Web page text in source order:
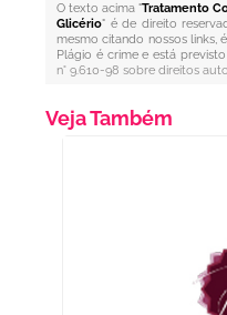
O texto acima "Tratamento
Glicério" é de direito
mesmo citando nossos links,
Plágio é crime e está
n° 9.610-98 sobre direitos
Veja Também